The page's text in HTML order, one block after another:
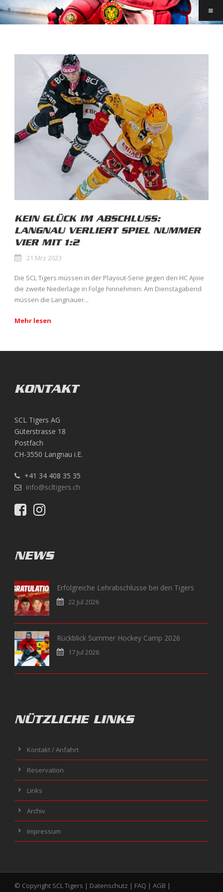
KEIN GLÜCK IM ABSCHLUSS:
LANGNAU VERLIERT SPIEL NUMMER
VIER MIT 1:2
21 Mrz 2023
Die SCL Tigers müssen in der Playout-Serie gegen den HC Ajoie
die zweite Niederlage in Folge hinnehmen: Am Dienstagabend
müssen die Langnauer...
Mehr lesen
KONTAKT
SCL Tigers AG
Güterstrasse 18
Postfach
CH-3550 Langnau i.E.
+41 34 408 35 35
info@scltigers.ch
NEWS
Erfolgreiche Lehrabschlüsse bei den Tigers
22 Jul 2026
Rückblick Summer Hockey Camp 2026
17 Jul 2026
NÜTZLICHE LINKS
Kontakt / Anfahrt
Reservation
Links
Archiv
Impressum
© Copyright SCL Tigers | Datenschutz | FAQ | AGB |